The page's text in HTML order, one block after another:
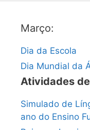
Março:
Dia da Escola
Dia Mundial da
Atividades
Simulado de
ano do Ensino